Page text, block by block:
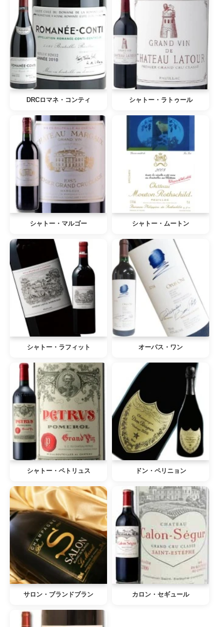
DRCロマネ・コンティ シャトー・ラトゥール
シャトー・マルゴー シャトー・ムートン
シャトー・ラフィット オーパス・ワン
シャトー・ペトリュス ドン・ペリニョン
サロン・ブランドブラン カロン・セギュール